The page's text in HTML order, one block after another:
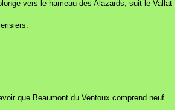
vers le hameau des Alazards, suit le Vallat
que Beaumont du Ventoux comprend neuf